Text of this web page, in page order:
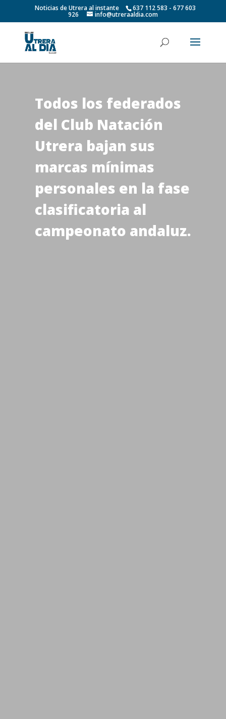
Noticias de Utrera al instante 637 112 583 - 677 603
926 info@utreraaldia.com
Todos los federados
del Club Natación
Utrera bajan sus
marcas mínimas
personales en la fase
clasificatoria al
campeonato andaluz.